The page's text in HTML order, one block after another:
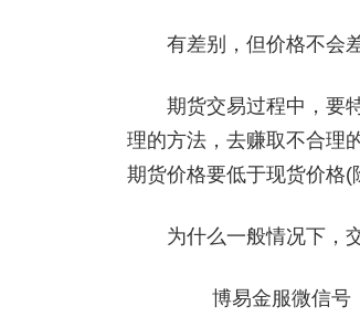
有差别，但价格不会差
期货交易过程中，要特
理的方法，去赚取不合理
期货价格要低于现货价格(
为什么一般情况下，交
博易金服微信号：